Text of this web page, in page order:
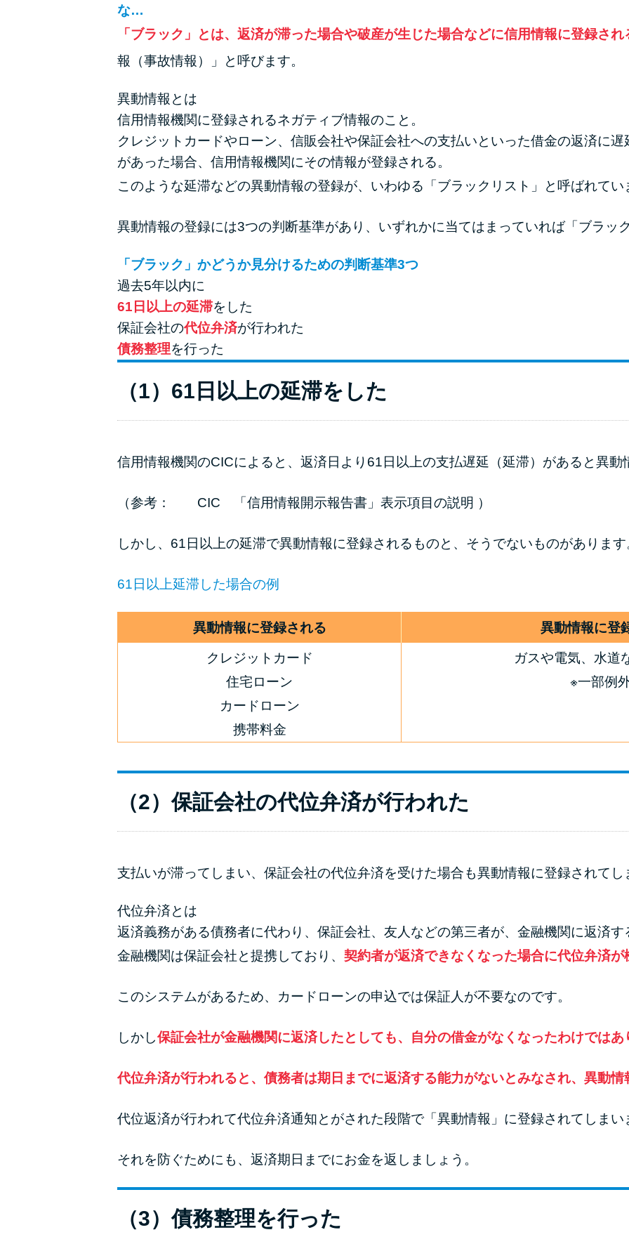
な…
「ブラック」とは、返済が滞った場合や破産が生じた場合などに信用情報に登録され
報（事故情報）」と呼びます。
異動情報とは
信用情報機関に登録されるネガティブ情報のこと。
クレジットカードやローン、信販会社や保証会社への支払いといった借金の返済に
があった場合、信用情報機関にその情報が登録される。
このような延滞などの異動情報の登録が、いわゆる「ブラックリスト」と呼ばれてい
異動情報の登録には3つの判断基準があり、いずれかに当てはまっていれば「ブラッ
「ブラック」かどうか見分けるための判断基準3つ
過去5年以内に
61日以上の延滞をした
保証会社の代位弁済が行われた
債務整理を行った
（1）61日以上の延滞をした
信用情報機関のCICによると、返済日より61日以上の支払遅延（延滞）があると異動
（参考： CIC 「信用情報開示報告書」表示項目の説明 ）
しかし、61日以上の延滞で異動情報に登録されるものと、そうでないものがあります
61日以上延滞した場合の例
異動情報に登録される 異動情報に登
クレジットカード
住宅ローン
カードローン
携帯料金
ガスや電気、水道
※一部例
（2）保証会社の代位弁済が行われた
支払いが滞ってしまい、保証会社の代位弁済を受けた場合も異動情報に登録されてし
代位弁済とは
返済義務がある債務者に代わり、保証会社、友人などの第三者が、金融機関に返済す
金融機関は保証会社と提携しており、 契約者が返済できなくなった場合に代位弁済が
このシステムがあるため、カードローンの申込では保証人が不要なのです。
しかし保証会社が金融機関に返済したとしても、自分の借金がなくなったわけではあ
代位弁済が行われると、債務者は期日までに返済する能力がないとみなされ、異動
代位返済が行われて代位弁済通知とがされた段階で「異動情報」に登録されてしまい
それを防ぐためにも、返済期日までにお金を返しましょう。
（3）債務整理を行った